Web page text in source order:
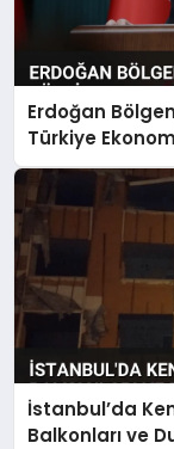
Erdoğan
Türkiye
İstanbul’da
Balkonları ve